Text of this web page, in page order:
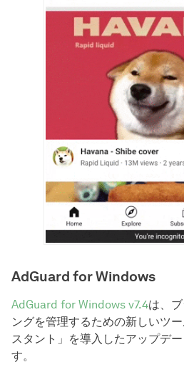
AdGuard for Windows
AdGuard for Windows v7.4は、
ングを管理するための新しいツ
スタント」を導入したアップデ
す。